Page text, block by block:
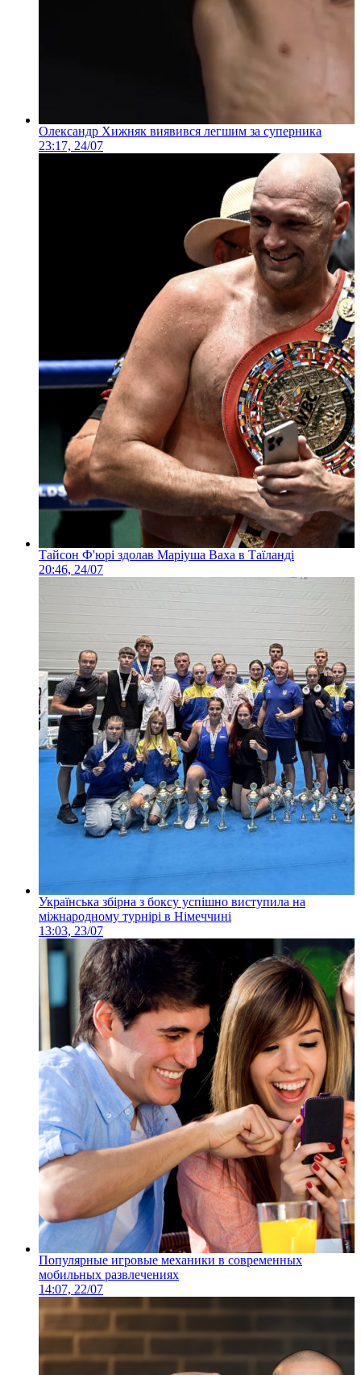
Олександр Хижняк виявився легшим за суперника
23:17, 24/07
Тайсон Ф'юрі здолав Маріуша Ваха в Таїланді
20:46, 24/07
Українська збірна з боксу успішно виступила на
міжнародному турнірі в Німеччині
13:03, 23/07
Популярные игровые механики в современных
мобильных развлечениях
14:07, 22/07